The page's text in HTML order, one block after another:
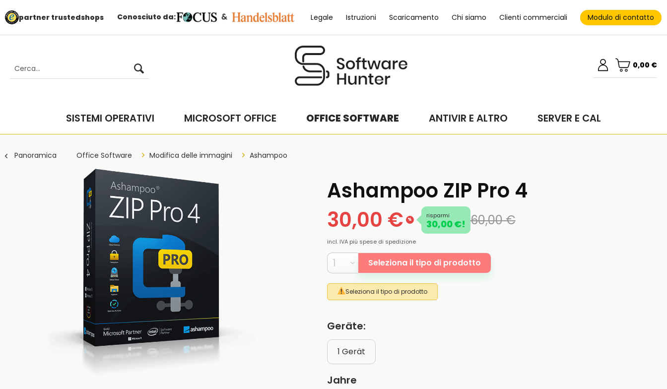
partner trustedshops Conosciuto da: Legale Istruzioni Scaricamento Chi siamo Clienti commerciali Modulo di contatto
0,00 €
SISTEMI OPERATIVI MICROSOFT OFFICE OFFICE SOFTWARE ANTIVIR E ALTRO SERVER E CAL
Panoramica Office Software Modifica delle immagini Ashampoo
Ashampoo ZIP Pro 4
30,00 €
%
risparmi
30,00 €! 60,00 €
incl. IVA più spese di spedizione
Seleziona il tipo di prodotto
Seleziona il tipo di prodotto
Geräte:
1 Gerät
Jahre